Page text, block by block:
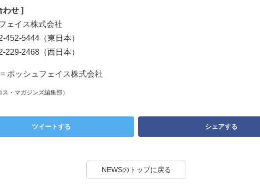
わせ ]
ェイス株式会社
452-5444（東日本）
229-2468（西日本）
ポッシュフェイス株式会社
ス・マガジンズ編集部）
ツイートする シェアする
NEWSのトップに戻る